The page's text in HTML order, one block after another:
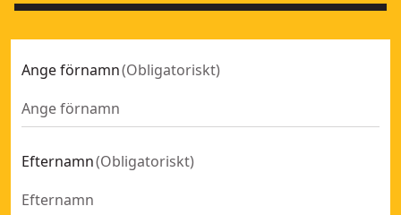
Ange förnamn(Obligatoriskt)
Efternamn(Obligatoriskt)